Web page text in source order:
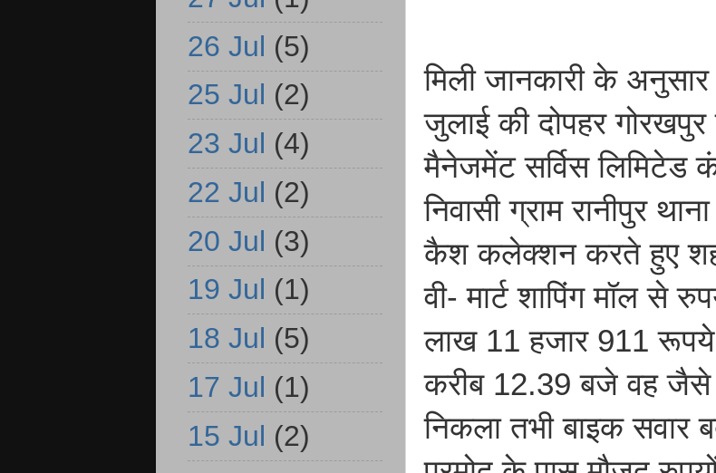
मिली जानकारी के
जुलाई की दोपहर
मैनेजमेंट सर्विस लिमिटेड
निवासी ग्राम रानीपुर
कैश कलेक्शन करते हुए
वी- मार्ट शापिंग मॉल
लाख 11 हजार 911 रूपये
करीब 12.39 बजे वह जैसे
निकला तभी बाइक
26 Jul (5)
25 Jul (2)
23 Jul (4)
22 Jul (2)
20 Jul (3)
19 Jul (1)
18 Jul (5)
17 Jul (1)
15 Jul (2)